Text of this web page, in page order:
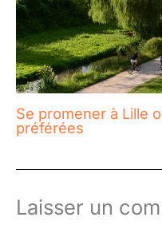
Se promener à Lille
préférées
Laisser un